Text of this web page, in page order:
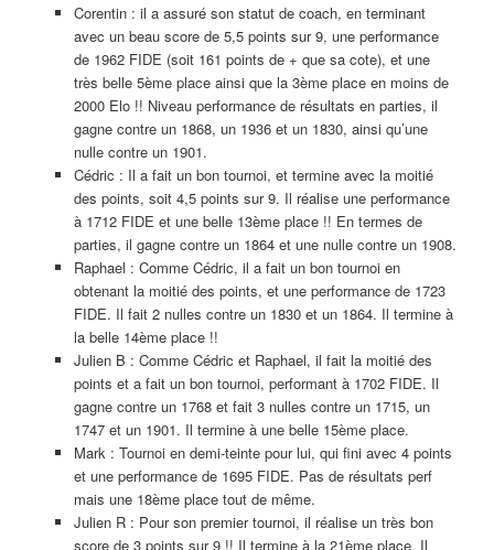
Corentin : il a assuré son statut de coach, en terminant
avec un beau score de 5,5 points sur 9, une performance
de 1962 FIDE (soit 161 points de + que sa cote), et une
très belle 5ème place ainsi que la 3ème place en moins de
2000 Elo !! Niveau performance de résultats en parties, il
gagne contre un 1868, un 1936 et un 1830, ainsi qu’une
nulle contre un 1901.
Cédric : Il a fait un bon tournoi, et termine avec la moitié
des points, soit 4,5 points sur 9. Il réalise une performance
à 1712 FIDE et une belle 13ème place !! En termes de
parties, il gagne contre un 1864 et une nulle contre un 1908.
Raphael : Comme Cédric, il a fait un bon tournoi en
obtenant la moitié des points, et une performance de 1723
FIDE. Il fait 2 nulles contre un 1830 et un 1864. Il termine à
la belle 14ème place !!
Julien B : Comme Cédric et Raphael, il fait la moitié des
points et a fait un bon tournoi, performant à 1702 FIDE. Il
gagne contre un 1768 et fait 3 nulles contre un 1715, un
1747 et un 1901. Il termine à une belle 15ème place.
Mark : Tournoi en demi-teinte pour lui, qui fini avec 4 points
et une performance de 1695 FIDE. Pas de résultats perf
mais une 18ème place tout de même.
Julien R : Pour son premier tournoi, il réalise un très bon
score de 3 points sur 9 !! Il termine à la 21ème place. Il